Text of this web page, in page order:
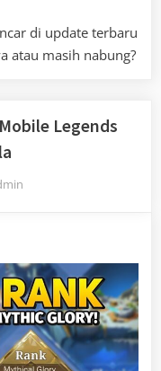
di update terbaru
atau masih nabung?
Legends